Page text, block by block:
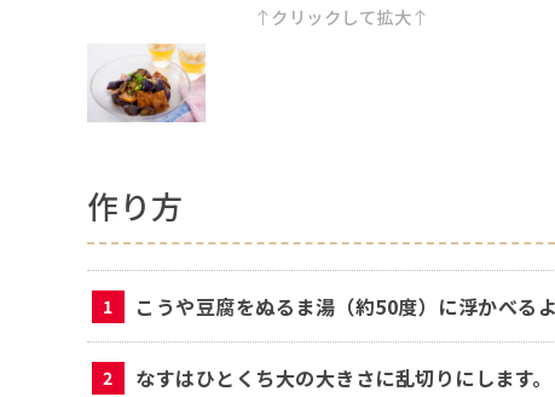
クリックして拡大
作り方
こうや豆腐をぬるま湯（約50度）に浮かべる
なすはひとくち大の大きさに乱切りにします。